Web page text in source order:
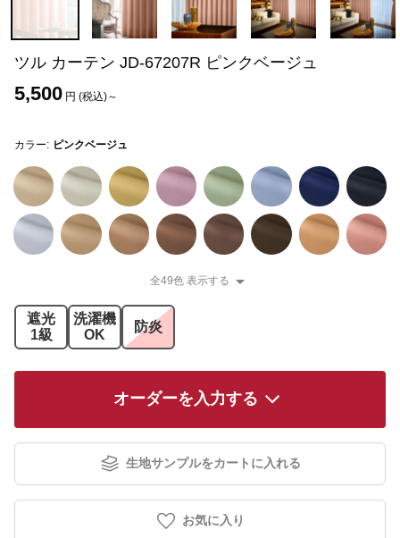
ツル カーテン JD-67207R ピンクベージュ
5,500 円 (税込)～
カラー: ピンクベージュ
全49色 表示する
遮光
1級
洗濯機
OK
防炎
オーダーを入力する
生地サンプルをカートに入れる
お気に入り